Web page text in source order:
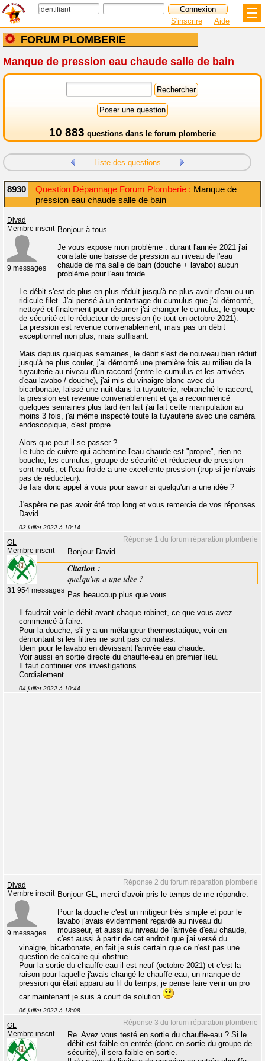
FORUM PLOMBERIE
S'inscrire Aide
Manque de pression eau chaude salle de bain
10 883 questions dans le forum plomberie
Liste des questions
8930 Question Dépannage Forum Plomberie : Manque de
pression eau chaude salle de bain
Divad
Membre inscrit
9 messages
Bonjour à tous.
Je vous expose mon problème : durant l'année 2021 j'ai
constaté une baisse de pression au niveau de l'eau
chaude de ma salle de bain (douche + lavabo) aucun
problème pour l'eau froide.
Le débit s'est de plus en plus réduit jusqu'à ne plus avoir d'eau ou un
ridicule filet. J'ai pensé à un entartrage du cumulus que j'ai démonté,
nettoyé et finalement pour résumer j'ai changer le cumulus, le groupe
de sécurité et le réducteur de pression (le tout en octobre 2021).
La pression est revenue convenablement, mais pas un débit
exceptionnel non plus, mais suffisant.
Mais depuis quelques semaines, le débit s'est de nouveau bien réduit
jusqu'à ne plus couler, j'ai démonté une première fois au milieu de la
tuyauterie au niveau d'un raccord (entre le cumulus et les arrivées
d'eau lavabo / douche), j'ai mis du vinaigre blanc avec du
bicarbonate, laissé une nuit dans la tuyauterie, rebranché le raccord,
la pression est revenue convenablement et ça a recommencé
quelques semaines plus tard (en fait j'ai fait cette manipulation au
moins 3 fois, j'ai même inspecté toute la tuyauterie avec une caméra
endoscopique, c'est propre...
Alors que peut-il se passer ?
Le tube de cuivre qui achemine l'eau chaude est "propre", rien ne
bouche, les cumulus, groupe de sécurité et réducteur de pression
sont neufs, et l'eau froide a une excellente pression (trop si je n'avais
pas de réducteur).
Je fais donc appel à vous pour savoir si quelqu'un a une idée ?
J'espère ne pas avoir été trop long et vous remercie de vos réponses.
David
03 juillet 2022 à 10:14
Réponse 1 du forum réparation plomberie
GL
Membre inscrit
31 954 messages
Bonjour David.
Citation :
quelqu'un a une idée ?
Pas beaucoup plus que vous.
Il faudrait voir le débit avant chaque robinet, ce que vous avez
commencé à faire.
Pour la douche, s'il y a un mélangeur thermostatique, voir en
démontant si les filtres ne sont pas colmatés.
Idem pour le lavabo en dévissant l'arrivée eau chaude.
Voir aussi en sortie directe du chauffe-eau en premier lieu.
Il faut continuer vos investigations.
Cordialement.
04 juillet 2022 à 10:44
Réponse 2 du forum réparation plomberie
Divad
Membre inscrit
9 messages
Bonjour GL, merci d'avoir pris le temps de me répondre.
Pour la douche c'est un mitigeur très simple et pour le
lavabo j'avais évidemment regardé au niveau du
mousseur, et aussi au niveau de l'arrivée d'eau chaude,
c'est aussi à partir de cet endroit que j'ai versé du
vinaigre, bicarbonate, en fait je suis certain que ce n'est pas une
question de calcaire qui obstrue.
Pour la sortie du chauffe-eau il est neuf (octobre 2021) et c'est la
raison pour laquelle j'avais changé le chauffe-eau, un manque de
pression qui était apparu au fil du temps, je pense faire venir un pro
car maintenant je suis à court de solution.
06 juillet 2022 à 18:08
Réponse 3 du forum réparation plomberie
GL
Membre inscrit
Re. Avez vous testé en sortie du chauffe-eau ? Si le
débit est faible en entrée (donc en sortie du groupe de
sécurité), il sera faible en sortie.